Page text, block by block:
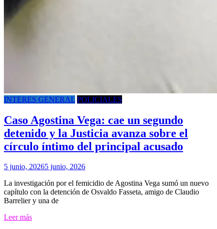
INTERES GENERAL POLICIALES
Caso Agostina Vega: cae un segundo
detenido y la Justicia avanza sobre el
círculo íntimo del principal acusado
5 junio, 20265 junio, 2026
La investigación por el femicidio de Agostina Vega sumó un nuevo
capítulo con la detención de Osvaldo Fasseta, amigo de Claudio
Barrelier y una de
Leer más